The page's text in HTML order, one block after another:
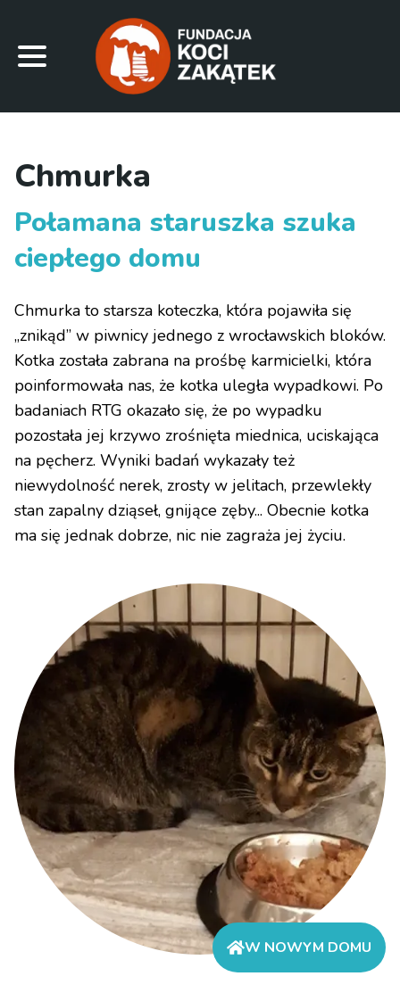
Chmurka
Połamana staruszka szuka
ciepłego domu
Chmurka to starsza koteczka, która pojawiła się
„znikąd” w piwnicy jednego z wrocławskich bloków.
Kotka została zabrana na prośbę karmicielki, która
poinformowała nas, że kotka uległa wypadkowi. Po
badaniach RTG okazało się, że po wypadku
pozostała jej krzywo zrośnięta miednica, uciskająca
na pęcherz. Wyniki badań wykazały też
niewydolność nerek, zrosty w jelitach, przewlekły
stan zapalny dziąseł, gnijące zęby... Obecnie kotka
ma się jednak dobrze, nic nie zagraża jej życiu.
W NOWYM DOMU